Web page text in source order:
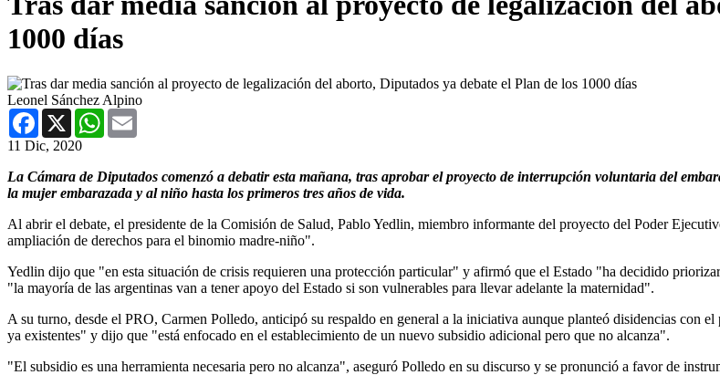
1000 días
Leonel Sánchez Alpino
Facebook
X WhatsApp
11 Dic, 2020
La Cámara de Diputados comenzó a debatir esta mañana, tras aprobar el proyecto de interrupción voluntaria del
la mujer embarazada y al niño hasta los primeros tres años de vida.
Al abrir el debate, el presidente de la Comisión de Salud, Pablo Yedlin, miembro informante del proyecto del Poder
ampliación de derechos para el binomio madre-niño".
Yedlin dijo que "en esta situación de crisis requieren una protección particular" y afirmó que el Estado "ha decidido
"la mayoría de las argentinas van a tener apoyo del Estado si son vulnerables para llevar adelante la maternidad".
A su turno, desde el PRO, Carmen Polledo, anticipó su respaldo en general a la iniciativa aunque planteó disidencias con
ya existentes" y dijo que "está enfocado en el establecimiento de un nuevo subsidio adicional pero que no alcanza".
"El subsidio es una herramienta necesaria pero no alcanza", aseguró Polledo en su discurso y se pronunció a favor de